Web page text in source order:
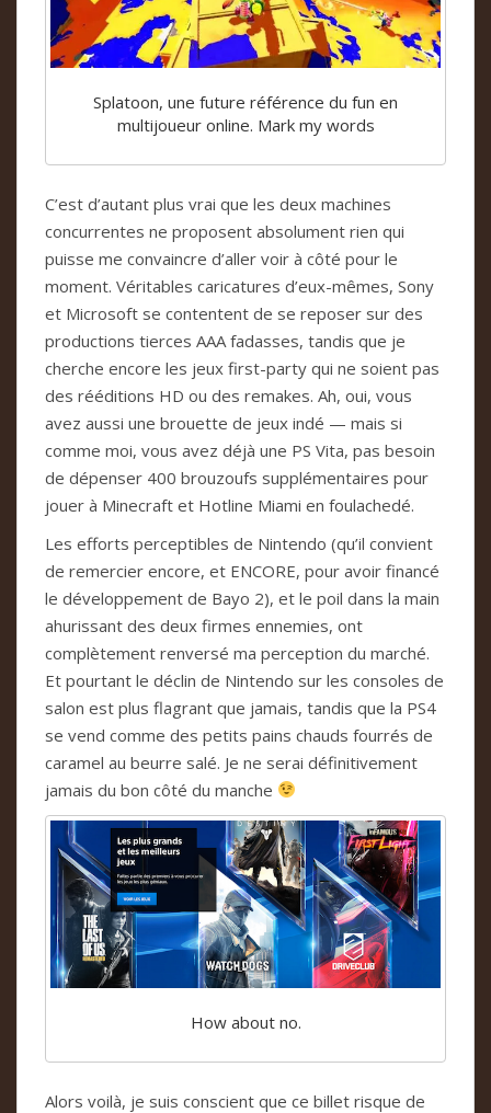
Splatoon, une future référence du fun en
multijoueur online. Mark my words
C’est d’autant plus vrai que les deux machines
concurrentes ne proposent absolument rien qui
puisse me convaincre d’aller voir à côté pour le
moment. Véritables caricatures d’eux-mêmes, Sony
et Microsoft se contentent de se reposer sur des
productions tierces AAA fadasses, tandis que je
cherche encore les jeux first-party qui ne soient pas
des rééditions HD ou des remakes. Ah, oui, vous
avez aussi une brouette de jeux indé — mais si
comme moi, vous avez déjà une PS Vita, pas besoin
de dépenser 400 brouzoufs supplémentaires pour
jouer à Minecraft et Hotline Miami en foulachedé.
Les efforts perceptibles de Nintendo (qu’il convient
de remercier encore, et ENCORE, pour avoir financé
le développement de Bayo 2), et le poil dans la main
ahurissant des deux firmes ennemies, ont
complètement renversé ma perception du marché.
Et pourtant le déclin de Nintendo sur les consoles de
salon est plus flagrant que jamais, tandis que la PS4
se vend comme des petits pains chauds fourrés de
caramel au beurre salé. Je ne serai définitivement
jamais du bon côté du manche
How about no.
Alors voilà, je suis conscient que ce billet risque de